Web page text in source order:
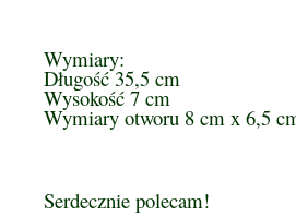
Wymiary:
Długość 35,5 cm
Wysokość 7 cm
Wymiary otworu 8 cm x 6,5
Serdecznie polecam!